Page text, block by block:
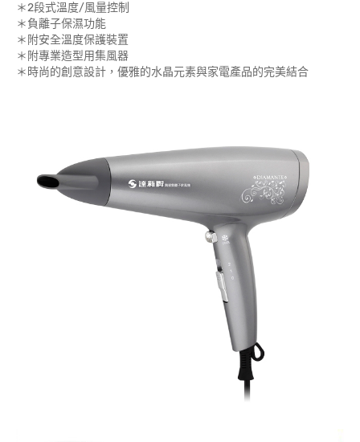
＊2段式溫度/風量控制
＊負離子保濕功能
＊附安全溫度保護裝置
＊附專業造型用集風器
＊時尚的創意設計，優雅的水晶元素與家電產品的完美結合